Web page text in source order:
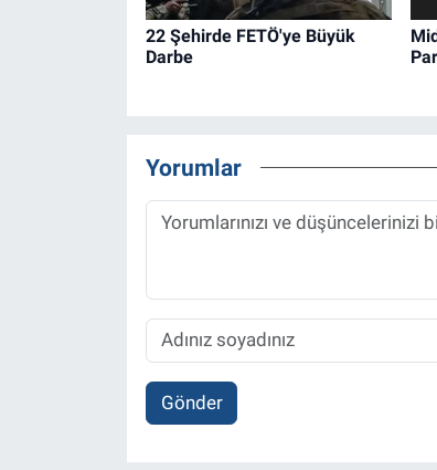
22 Şehirde FETÖ'ye Büyük
Darbe
Yorumlar
Gönder